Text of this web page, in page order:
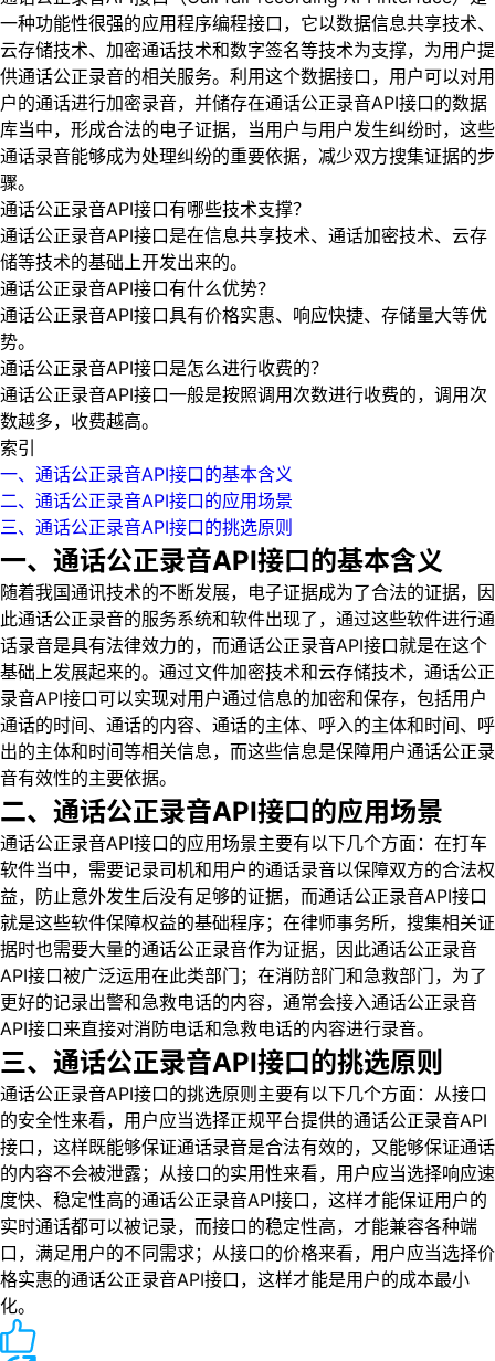
一种功能性很强的应用程序编程接口，它以数据信息共享技术、
云存储技术、加密通话技术和数字签名等技术为支撑，为用户提
供通话公正录音的相关服务。利用这个数据接口，用户可以对用
户的通话进行加密录音，并储存在通话公正录音API接口的数据
库当中，形成合法的电子证据，当用户与用户发生纠纷时，这些
通话录音能够成为处理纠纷的重要依据，减少双方搜集证据的步
骤。
通话公正录音API接口有哪些技术支撑？
通话公正录音API接口是在信息共享技术、通话加密技术、云存
储等技术的基础上开发出来的。
通话公正录音API接口有什么优势？
通话公正录音API接口具有价格实惠、响应快捷、存储量大等优
势。
通话公正录音API接口是怎么进行收费的？
通话公正录音API接口一般是按照调用次数进行收费的，调用次
数越多，收费越高。
索引
一、通话公正录音API接口的基本含义
二、通话公正录音API接口的应用场景
三、通话公正录音API接口的挑选原则
一、通话公正录音API接口的基本含义
随着我国通讯技术的不断发展，电子证据成为了合法的证据，因
此通话公正录音的服务系统和软件出现了，通过这些软件进行通
话录音是具有法律效力的，而通话公正录音API接口就是在这个
基础上发展起来的。通过文件加密技术和云存储技术，通话公正
录音API接口可以实现对用户通过信息的加密和保存，包括用户
通话的时间、通话的内容、通话的主体、呼入的主体和时间、呼
出的主体和时间等相关信息，而这些信息是保障用户通话公正录
音有效性的主要依据。
二、通话公正录音API接口的应用场景
通话公正录音API接口的应用场景主要有以下几个方面：在打车
软件当中，需要记录司机和用户的通话录音以保障双方的合法权
益，防止意外发生后没有足够的证据，而通话公正录音API接口
就是这些软件保障权益的基础程序；在律师事务所，搜集相关证
据时也需要大量的通话公正录音作为证据，因此通话公正录音
API接口被广泛运用在此类部门；在消防部门和急救部门，为了
更好的记录出警和急救电话的内容，通常会接入通话公正录音
API接口来直接对消防电话和急救电话的内容进行录音。
三、通话公正录音API接口的挑选原则
通话公正录音API接口的挑选原则主要有以下几个方面：从接口
的安全性来看，用户应当选择正规平台提供的通话公正录音API
接口，这样既能够保证通话录音是合法有效的，又能够保证通话
的内容不会被泄露；从接口的实用性来看，用户应当选择响应速
度快、稳定性高的通话公正录音API接口，这样才能保证用户的
实时通话都可以被记录，而接口的稳定性高，才能兼容各种端
口，满足用户的不同需求；从接口的价格来看，用户应当选择价
格实惠的通话公正录音API接口，这样才能是用户的成本最小
化。